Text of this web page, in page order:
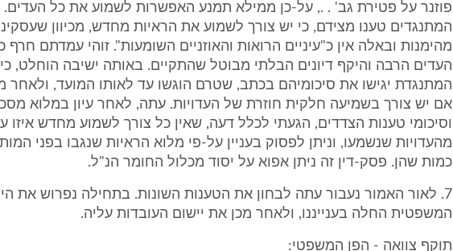
פוזנר על פטירת גב' . ., על-כן ממילא תמנע האפשרות לשמוע את כל העדים.
המתנגדים טענו מצידם, כי יש צורך לשמוע את הראיות מחדש, מכיוון
מהימנות ובאלה אין כ"עיניים הרואות והאוזניים השומעות". זוהי עמדתם חרף
העדים הרבה והיקף דיונים הבלתי מבוטל שהתקיים. באותה ישיבה הוחלט,
המתנגדת יגישו את סיכומיהם בכתב, שטרם הוגשו עד לאותו המועד, ולאחר
אם יש צורך בשמיעה חלקית חוזרת של העדויות. עתה, לאחר עיון במלוא
וסיכומי טענות הצדדים, הגעתי לכלל דעה, שאין כל צורך לשמוע מחדש איזו
מהעדויות שנשמעו, וניתן לפסוק בעניין על-פי מלוא הראיות שנגבו בפני
כמות שהן. פסק-דין זה ניתן אפוא על יסוד מכלול החומר הנ"ל.
7. לאור האמור נעבור עתה לבחון את הטענות השונות. בתחילה נפרוש את
המשפטית החלה בענייננו, ולאחר מכן את יישום העובדות עליה.
תוקף צוואה - הפן המשפטי: